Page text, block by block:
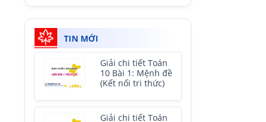
TIN MỚI
Giải chi tiết Toán
10 Bài 1: Mệnh đề
(Kết nối tri thức)
Giải chi tiết Toán